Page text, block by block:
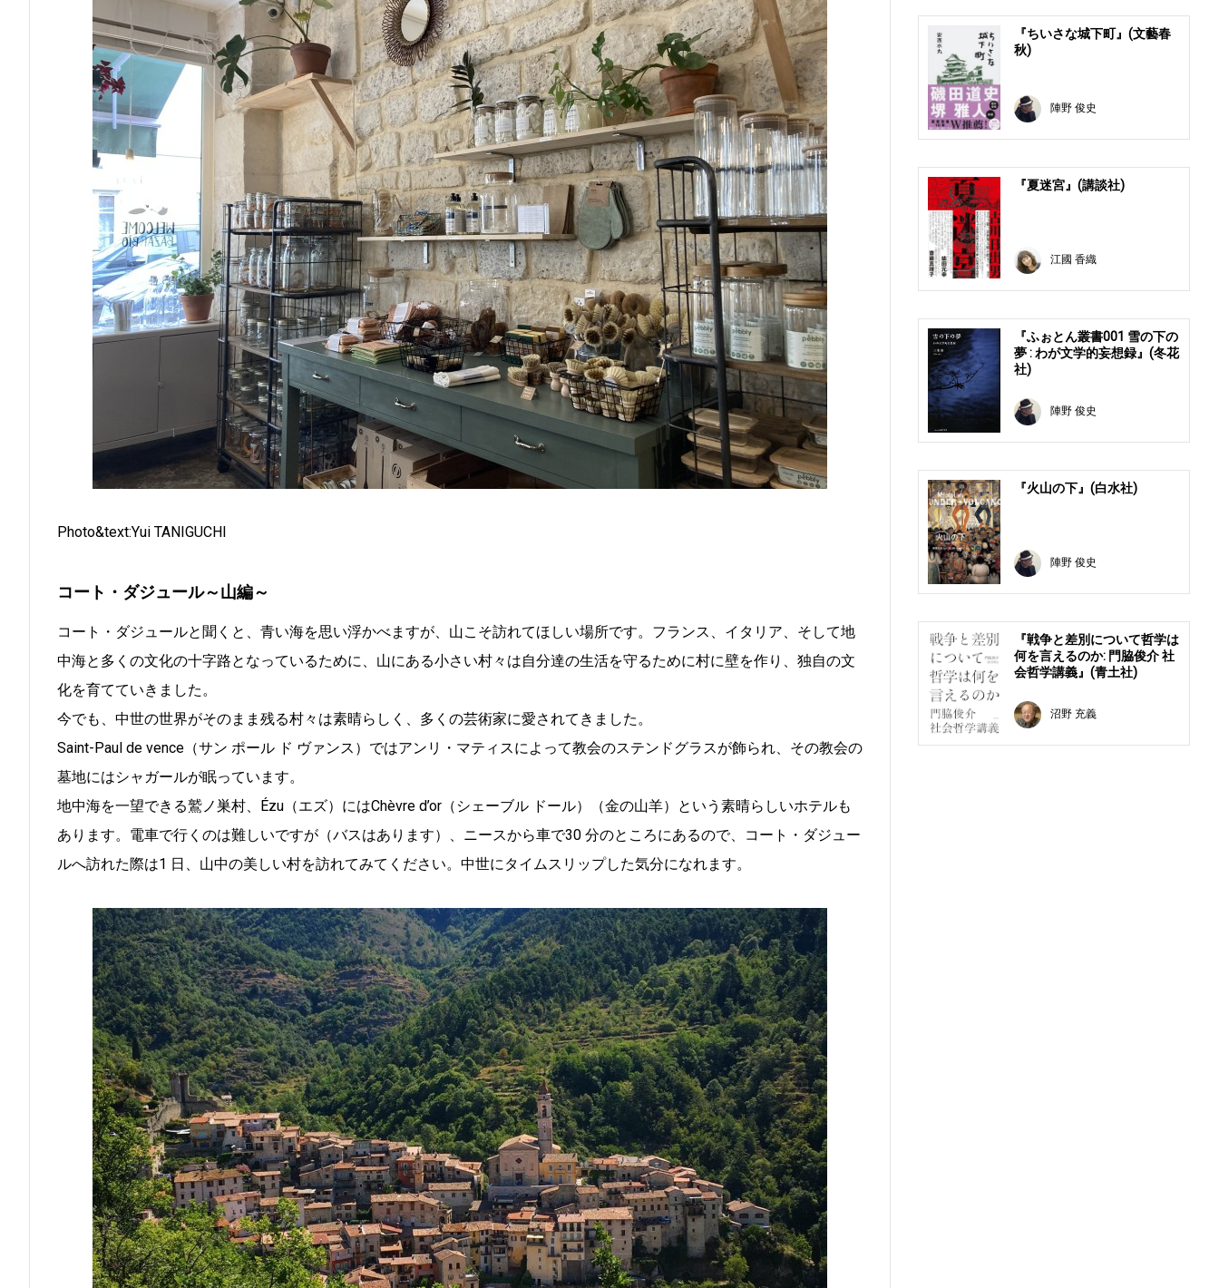
Photo&text:Yui TANIGUCHI
コート・ダジュール～山編～
コート・ダジュールと聞くと、青い海を思い浮かべますが、山こそ訪れてほしい場所です。フランス、イタリア、そして地
中海と多くの文化の十字路となっているために、山にある小さい村々は自分達の生活を守るために村に壁を作り、独自の文
化を育てていきました。
今でも、中世の世界がそのまま残る村々は素晴らしく、多くの芸術家に愛されてきました。
Saint-Paul de vence（サン ポール ド ヴァンス）ではアンリ・マティスによって教会のステンドグラスが飾られ、その教会の
墓地にはシャガールが眠っています。
地中海を一望できる鷲ノ巣村、Ézu（エズ）にはChèvre d’or（シェーブル ドール）（金の山羊）という素晴らしいホテルも
あります。電車で行くのは難しいですが（バスはあります）、ニースから車で30 分のところにあるので、コート・ダジュー
ルへ訪れた際は1 日、山中の美しい村を訪れてみてください。中世にタイムスリップした気分になれます。
『ちいさな城下町』(文藝春
秋)
陣野 俊史
『夏迷宮』(講談社)
江國 香織
『ふぉとん叢書001 雪の下の
夢 : わが文学的妄想録』(冬花
社)
陣野 俊史
『火山の下』(白水社)
陣野 俊史
『戦争と差別について哲学は
何を言えるのか: 門脇俊介 社
会哲学講義』(青土社)
沼野 充義